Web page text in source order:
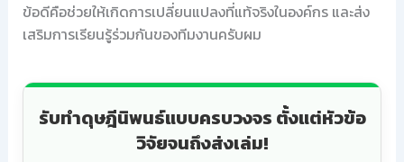
ข้อดีคือช่วยให้เกิดการเปลี่ยนแปลงที่แท้จริงในองค์กร และส่ง
เสริมการเรียนรู้ร่วมกันของทีมงานครับผม
รับทำดุษฎีนิพนธ์แบบครบวงจร ตั้งแต่หัวข้อ
วิจัยจนถึงส่งเล่ม!